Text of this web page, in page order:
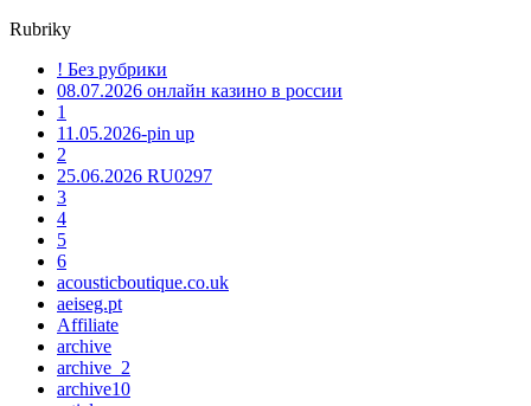
Rubriky
! Без рубрики
08.07.2026 онлайн казино в россии
1
11.05.2026-pin up
2
25.06.2026 RU0297
3
4
5
6
acousticboutique.co.uk
aeiseg.pt
Affiliate
archive
archive_2
archive10